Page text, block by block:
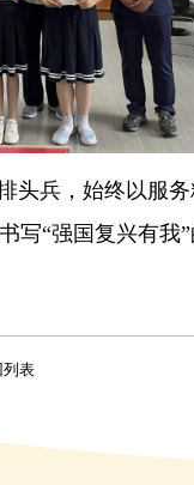
兵，始终以服
“强国复兴有我”
列表